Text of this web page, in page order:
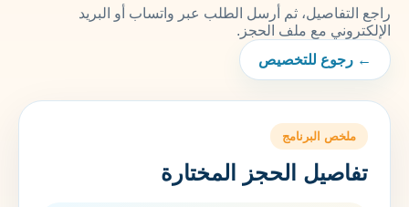
راجع التفاصيل، ثم أرسل الطلب عبر واتساب أو البريد
الإلكتروني مع ملف الحجز.
← رجوع للتخصيص
ملخص البرنامج
تفاصيل الحجز المختارة